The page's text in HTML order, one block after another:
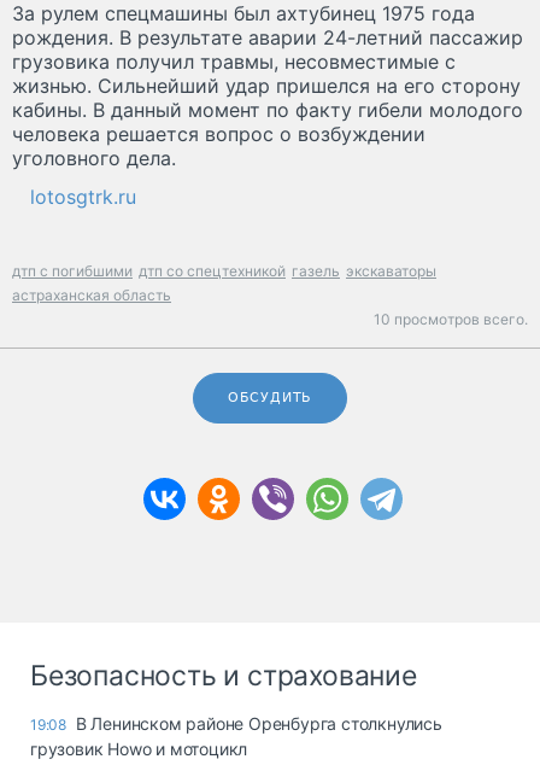
За рулем спецмашины был ахтубинец 1975 года
рождения. В результате аварии 24-летний пассажир
грузовика получил травмы, несовместимые с
жизнью. Сильнейший удар пришелся на его сторону
кабины. В данный момент по факту гибели молодого
человека решается вопрос о возбуждении
уголовного дела.
lotosgtrk.ru
дтп с погибшими дтп со спецтехникой газель экскаваторы
астраханская область
10 просмотров всего.
ОБСУДИТЬ
Безопасность и страхование
19:08 В Ленинском районе Оренбурга столкнулись
грузовик Howo и мотоцикл